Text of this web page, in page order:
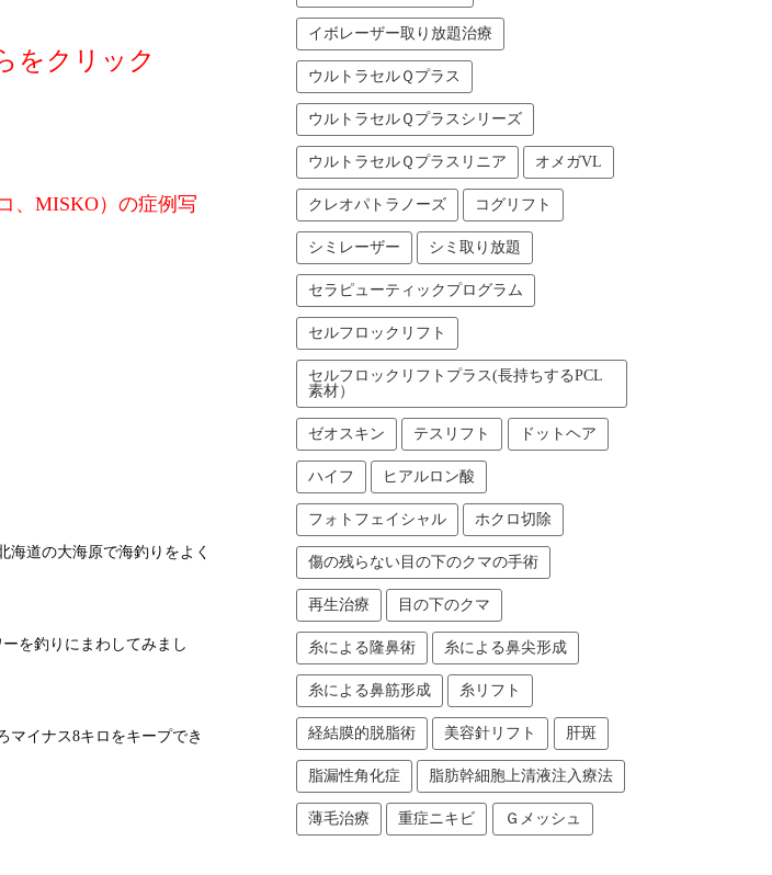
をクリック
、MISKO）の症例写
道の大海原で海釣りをよく
を釣りにまわしてみまし
マイナス8キロをキープでき
イボレーザー取り放題治療
ウルトラセルＱプラス
ウルトラセルＱプラスシリーズ
ウルトラセルＱプラスリニア オメガVL
クレオパトラノーズ コグリフト
シミレーザー シミ取り放題
セラピューティックプログラム
セルフロックリフト
セルフロックリフトプラス(長持ちするPCL
素材）
ゼオスキン テスリフト ドットヘア
ハイフ ヒアルロン酸
フォトフェイシャル ホクロ切除
傷の残らない目の下のクマの手術
再生治療 目の下のクマ
糸による隆鼻術 糸による鼻尖形成
糸による鼻筋形成 糸リフト
経結膜的脱脂術 美容針リフト 肝斑
脂漏性角化症 脂肪幹細胞上清液注入療法
薄毛治療 重症ニキビ Ｇメッシュ